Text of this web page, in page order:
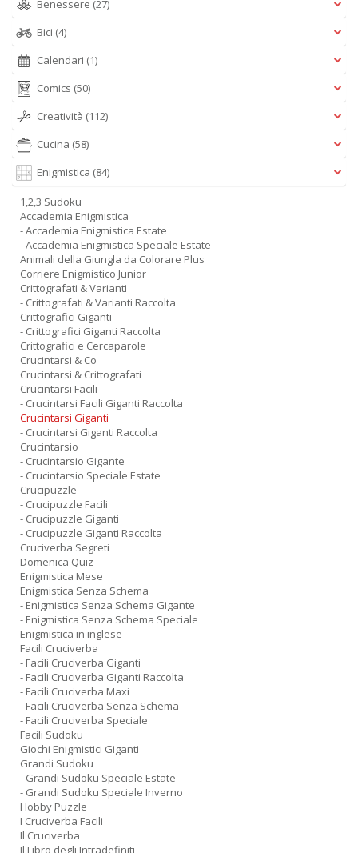
Benessere (27)
Bici (4)
Calendari (1)
Comics (50)
Creatività (112)
Cucina (58)
Enigmistica (84)
1,2,3 Sudoku
Accademia Enigmistica
- Accademia Enigmistica Estate
- Accademia Enigmistica Speciale Estate
Animali della Giungla da Colorare Plus
Corriere Enigmistico Junior
Crittografati & Varianti
- Crittografati & Varianti Raccolta
Crittografici Giganti
- Crittografici Giganti Raccolta
Crittografici e Cercaparole
Crucintarsi & Co
Crucintarsi & Crittografati
Crucintarsi Facili
- Crucintarsi Facili Giganti Raccolta
Crucintarsi Giganti
- Crucintarsi Giganti Raccolta
Crucintarsio
- Crucintarsio Gigante
- Crucintarsio Speciale Estate
Crucipuzzle
- Crucipuzzle Facili
- Crucipuzzle Giganti
- Crucipuzzle Giganti Raccolta
Cruciverba Segreti
Domenica Quiz
Enigmistica Mese
Enigmistica Senza Schema
- Enigmistica Senza Schema Gigante
- Enigmistica Senza Schema Speciale
Enigmistica in inglese
Facili Cruciverba
- Facili Cruciverba Giganti
- Facili Cruciverba Giganti Raccolta
- Facili Cruciverba Maxi
- Facili Cruciverba Senza Schema
- Facili Cruciverba Speciale
Facili Sudoku
Giochi Enigmistici Giganti
Grandi Sudoku
- Grandi Sudoku Speciale Estate
- Grandi Sudoku Speciale Inverno
Hobby Puzzle
I Cruciverba Facili
Il Cruciverba
Il Libro degli Intradefiniti